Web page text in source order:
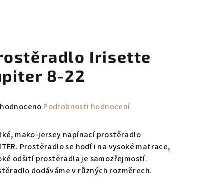
Irisette
8-22
Podrobnosti hodnocení
mako-jersey napínací prostěradlo
Prostěradlo se hodí i na vysoké matrace,
odšití prostěradla je samozřejmostí.
dodáváme v různých rozměrech.